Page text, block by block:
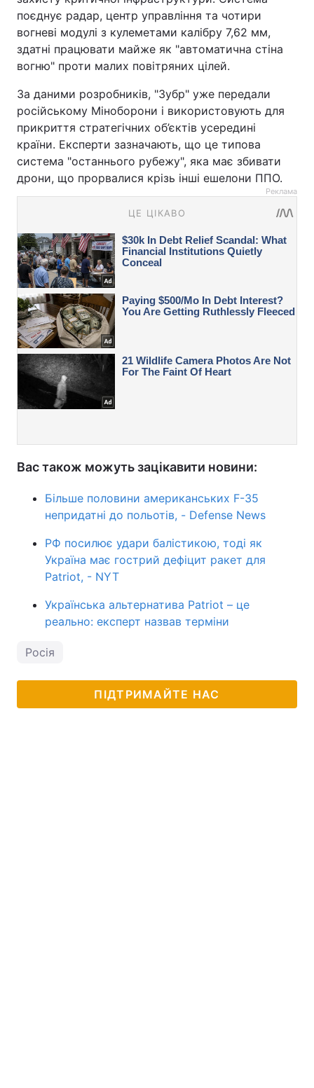
поєднує радар, центр управління та чотири
вогневі модулі з кулеметами калібру 7,62 мм,
здатні працювати майже як "автоматична стіна
вогню" проти малих повітряних цілей.
За даними розробників, "Зубр" уже передали
російському Міноборони і використовують для
прикриття стратегічних об’єктів усередині
країни. Експерти зазначають, що це типова
система "останнього рубежу", яка має збивати
дрони, що прорвалися крізь інші ешелони ППО.
Реклама
Вас також можуть зацікавити новини:
Більше половини американських F-35
непридатні до польотів, - Defense News
РФ посилює удари балістикою, тоді як
Україна має гострий дефіцит ракет для
Patriot, - NYT
Українська альтернатива Patriot – це
реально: експерт назвав терміни
Росія
ПІДТРИМАЙТЕ НАС